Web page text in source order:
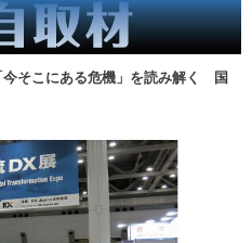
今そこにある危機」を読み解く 国